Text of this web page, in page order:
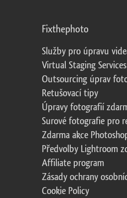
Fixthephoto
Služby pro úpravu
Virtual Staging Services
Outsourcing úprav
Retušovací tipy
Úpravy fotografií
Surové fotografie pro
Zdarma akce
Předvolby Lightroom
Affiliate program
Zásady ochrany
Cookie Policy